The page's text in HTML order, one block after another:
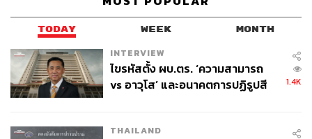
ขณะที่ ยิ่งชีพ อัชฌานนท์ ผู้จัดการโครงการอินเทอร์เน็ตเพื่อ
กฎหมายประชาชน (iLaw) ให้ข้อสังเกตต่อเรื่องที่เกิดขึ้นกับ
THE STANDARD ว่า ในฐานะที่ไอลอว์ได้ติดตามการใช้
กฎหมายของ คสช. มาโดยตลอด พบว่าการอ้างประกาศหรือ
คสช. ฉบับที่ 57/2557 หากไปดูในรายละเอียดจะพบว่ามีกรอบ
TODAY WEEK MONTH
INTERVIEW
ไขรหัสตั้ง ผบ.ตร. ‘ความสามารถ
vs อาวุโส’ และอนาคตการปฏิรูปสี
1.4K
THAILAND